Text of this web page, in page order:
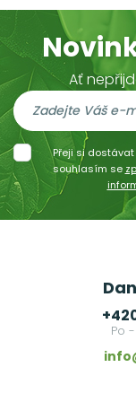
Ať
Přeji si
souhlasím se
Po